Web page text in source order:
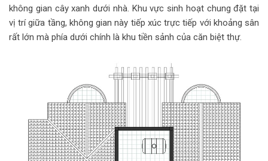
không gian cây xanh dưới nhà. Khu vực sinh hoạt chung đặt tại
vị trí giữa tầng, không gian này tiếp xúc trực tiếp với khoảng sân
rất lớn mà phía dưới chính là khu tiền sảnh của căn biệt thự.